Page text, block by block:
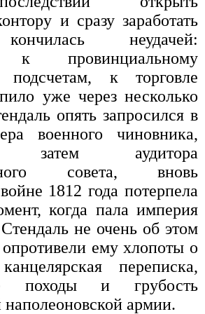
и сразу заработать
неудачей:
к провинциальному
к торговле
уже через несколько
опять запросился в
военного чиновника,
затем аудитора
совета, вновь
1812 года потерпела
когда пала империя
не очень об этом
ему хлопоты о
переписка,
походы и грубость
армии.